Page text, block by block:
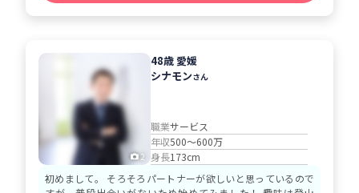
2
48歳 愛媛
シナモンさん
職業サービス
年収500～600万
身長173cm
初めまして。 そろそろパートナーが欲しいと思っているので